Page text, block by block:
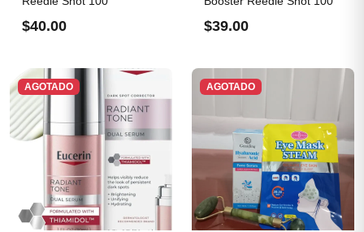
$40.00 $39.00
AGOTADO AGOTADO